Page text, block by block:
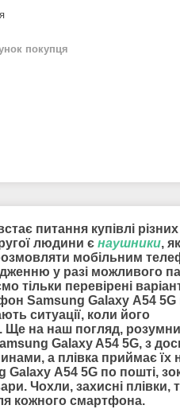
покупця
питання купівлі різних
людини є наушники,
мобільним
у разі можливого
тільки перевірені
Samsung Galaxy A54 5G
ситуації, коли його
Ще на наш погляд,
Galaxy A54 5G, з
а плівка приймає їх
Galaxy A54 5G по пошті,
Чохли, захисні плівки,
кожного смартфона.